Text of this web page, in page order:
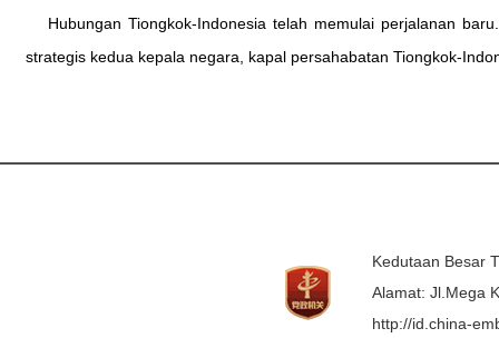
Hubungan Tiongkok-Indonesia telah memulai perjalanan
strategis kedua kepala negara, kapal persahabatan Tiongkok-
Kedutaan Besar
Alamat: Jl.Mega
http://id.china-